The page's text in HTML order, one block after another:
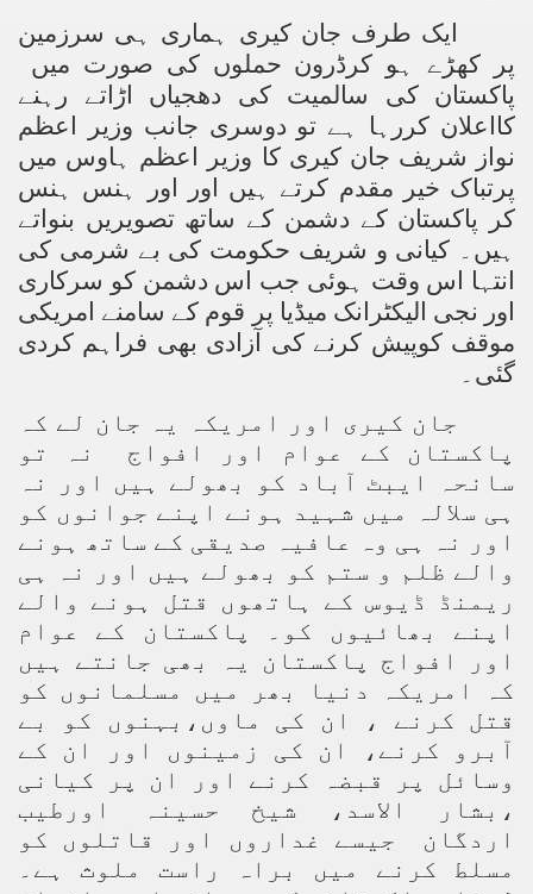
ایک طرف جان کیری ہماری ہی سرزمین
پر کھڑے ہو کرڈرون حملوں کی صورت میں
پاکستان کی سالمیت کی دھجیاں اڑاتے رہنے
کااعلان کررہا ہے تو دوسری جانب وزیر اعظم
نواز شریف جان کیری کا وزیر اعظم ہاوس میں
پرتباک خیر مقدم کرتے ہیں اور اور ہنس ہنس
کر پاکستان کے دشمن کے ساتھ تصویریں بنواتے
ہیں۔ کیانی و شریف حکومت کی بے شرمی کی
انتہا اس وقت ہوئی جب اس دشمن کو سرکاری
اور نجی الیکٹرانک میڈیا پر قوم کے سامنے امریکی
موقف کوپیش کرنے کی آزادی بھی فراہم کردی
گئی۔
جان کیری اور امریکہ یہ جان لے کہ
پاکستان کے عوام اور افواج نہ تو
سانحہ ایبٹ آباد کو بھولے ہیں اور نہ
ہی سلالہ میں شہید ہونے اپنے جوانوں کو
اور نہ ہی وہ عافیہ صدیقی کے ساتھ ہونے
والے ظلم و ستم کو بھولے ہیں اور نہ ہی
ریمنڈ ڈیوس کے ہاتھوں قتل ہونے والے
اپنے بھائیوں کو۔ پاکستان کے عوام
اور افواج پاکستان یہ بھی جانتے ہیں
کہ امریکہ دنیا بھر میں مسلمانوں کو
قتل کرنے ، ان کی ماوں،بہنوں کو بے
آبرو کرنے، ان کی زمینوں اور ان کے
وسائل پر قبضہ کرنے اور ان پر کیانی
،بشار الاسد، شیخ حسینہ اورطیب
اردگان جیسے غداروں اور قاتلوں کو
مسلط کرنے میں براہ راست ملوث ہے۔